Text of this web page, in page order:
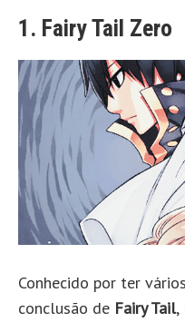
1. Fairy Tail Zero
Conhecido por ter
conclusão de Fairy Tail,